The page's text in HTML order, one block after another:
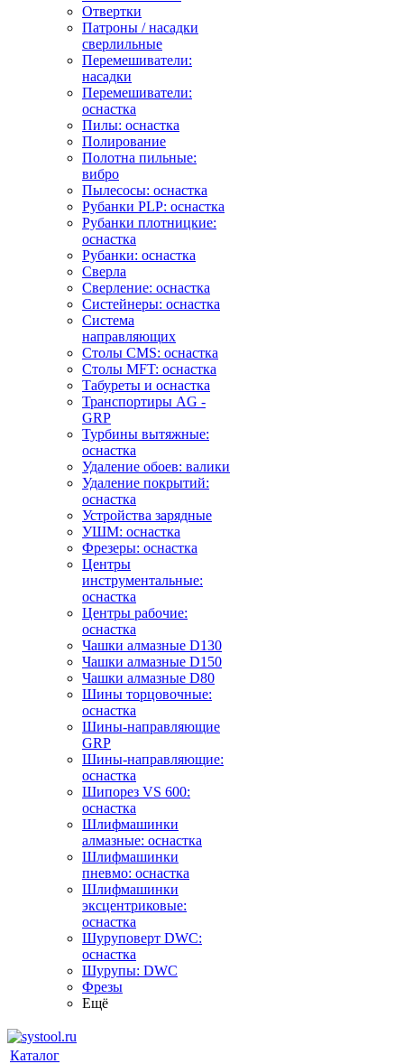
Отвертки
Патроны / насадки
сверлильные
Перемешиватели:
насадки
Перемешиватели:
оснастка
Пилы: оснастка
Полирование
Полотна пильные:
вибро
Пылесосы: оснастка
Рубанки PLP: оснастка
Рубанки плотницкие:
оснастка
Рубанки: оснастка
Сверла
Сверление: оснастка
Систейнеры: оснастка
Система
направляющих
Столы CMS: оснастка
Столы MFT: оснастка
Табуреты и оснастка
Транспортиры AG -
GRP
Турбины вытяжные:
оснастка
Удаление обоев: валики
Удаление покрытий:
оснастка
Устройства зарядные
УШМ: оснастка
Фрезеры: оснастка
Центры
инструментальные:
оснастка
Центры рабочие:
оснастка
Чашки алмазные D130
Чашки алмазные D150
Чашки алмазные D80
Шины торцовочные:
оснастка
Шины-направляющие
GRP
Шины-направляющие:
оснастка
Шипорез VS 600:
оснастка
Шлифмашинки
алмазные: оснастка
Шлифмашинки
пневмо: оснастка
Шлифмашинки
эксцентриковые:
оснастка
Шуруповерт DWC:
оснастка
Шурупы: DWC
Фрезы
Ещё
Каталог